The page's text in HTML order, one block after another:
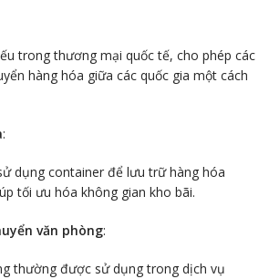
trong thương mại quốc tế, cho phép các
hàng hóa giữa các quốc gia một cách
:
dụng container để lưu trữ hàng hóa
tối ưu hóa không gian kho bãi.
văn phòng:
thường được sử dụng trong dịch vụ